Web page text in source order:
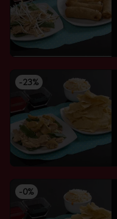
-23%
-0%